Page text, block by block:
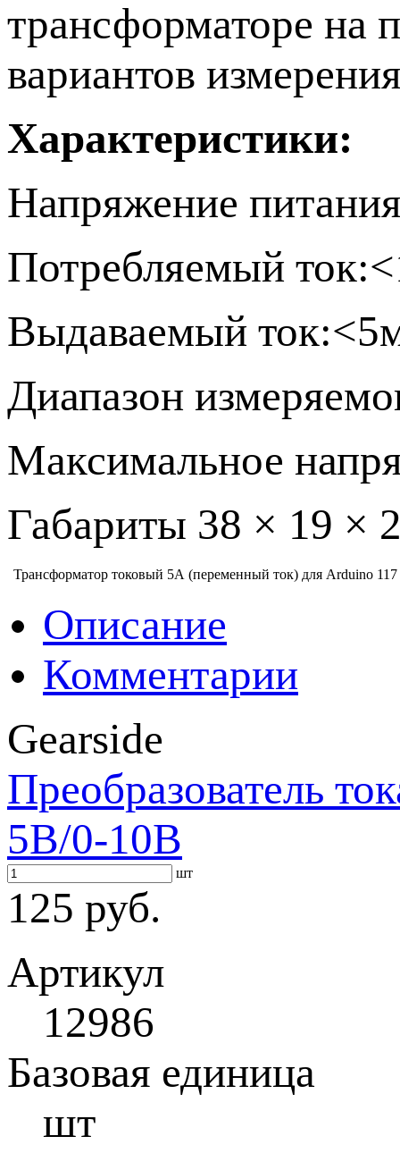
трансформаторе на
вариантов
Характеристики:
Напряжение
Потребляемый
Выдаваемый
Диапазон
Максимальное
Габариты 38 × 19 ×
Трансформатор токовый 5А (переменный ток) для Arduino
Описание
Комментарии
Gearside
Преобразователь
5В/0-10В
шт
125 руб.
Артикул
12986
Базовая единица
шт